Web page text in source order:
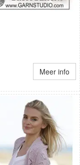
Meer info